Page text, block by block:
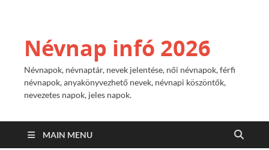
Névnap infó 2026
Névnapok, névnaptár, nevek jelentése, női névnapok, férfi
névnapok, anyakönyvezhető nevek, névnapi köszöntők,
nevezetes napok, jeles napok.
MAIN MENU